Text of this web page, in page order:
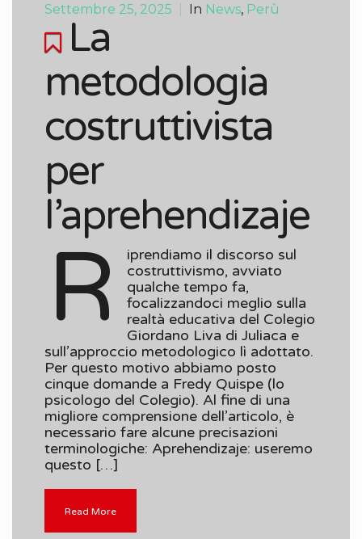
Settembre 25, 2025 In News, Perù
La
metodologia
costruttivista
per
l’aprehendizaje
R
iprendiamo il discorso sul
costruttivismo, avviato
qualche tempo fa,
focalizzandoci meglio sulla
realtà educativa del Colegio
Giordano Liva di Juliaca e
sull’approccio metodologico lì adottato.
Per questo motivo abbiamo posto
cinque domande a Fredy Quispe (lo
psicologo del Colegio). Al fine di una
migliore comprensione dell’articolo, è
necessario fare alcune precisazioni
terminologiche: Aprehendizaje: useremo
questo […]
Read More